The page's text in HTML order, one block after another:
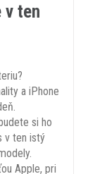
v ten
a iPhone
si ho
v ten istý
Apple, pri